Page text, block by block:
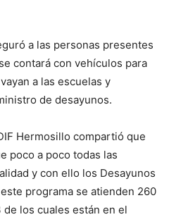
a las personas presentes
contará con vehículos para
a las escuelas y
de desayunos.
Hermosillo compartió que
poco a poco todas las
y con ello los Desayunos
programa se atienden 260
los cuales están en el